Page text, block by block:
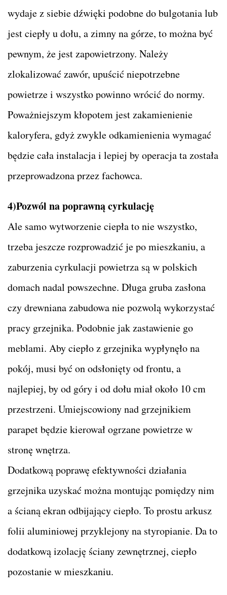
wydaje z siebie dźwięki podobne do bulgotania lub
jest ciepły u dołu, a zimny na górze, to można być
pewnym, że jest zapowietrzony. Należy
zlokalizować zawór, upuścić niepotrzebne
powietrze i wszystko powinno wrócić do normy.
Poważniejszym kłopotem jest zakamienienie
kaloryfera, gdyż zwykle odkamienienia wymagać
będzie cała instalacja i lepiej by operacja ta została
przeprowadzona przez fachowca.
4)Pozwól na poprawną cyrkulację
Ale samo wytworzenie ciepła to nie wszystko,
trzeba jeszcze rozprowadzić je po mieszkaniu, a
zaburzenia cyrkulacji powietrza są w polskich
domach nadal powszechne. Długa gruba zasłona
czy drewniana zabudowa nie pozwolą wykorzystać
pracy grzejnika. Podobnie jak zastawienie go
meblami. Aby ciepło z grzejnika wypłynęło na
pokój, musi być on odsłonięty od frontu, a
najlepiej, by od góry i od dołu miał około 10 cm
przestrzeni. Umiejscowiony nad grzejnikiem
parapet będzie kierował ogrzane powietrze w
stronę wnętrza.
Dodatkową poprawę efektywności działania
grzejnika uzyskać można montując pomiędzy nim
a ścianą ekran odbijający ciepło. To prostu arkusz
folii aluminiowej przyklejony na styropianie. Da to
dodatkową izolację ściany zewnętrznej, ciepło
pozostanie w mieszkaniu.